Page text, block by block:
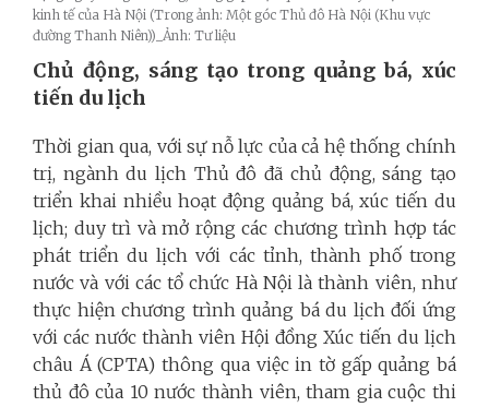
kinh tế của Hà Nội (Trong ảnh: Một góc Thủ đô Hà Nội (Khu vực
đường Thanh Niên))_Ảnh: Tư liệu
Chủ động, sáng tạo trong quảng bá, xúc
tiến du lịch
Thời gian qua, với sự nỗ lực của cả hệ thống chính
trị, ngành du lịch Thủ đô đã chủ động, sáng tạo
triển khai nhiều hoạt động quảng bá, xúc tiến du
lịch; duy trì và mở rộng các chương trình hợp tác
phát triển du lịch với các tỉnh, thành phố trong
nước và với các tổ chức Hà Nội là thành viên, như
thực hiện chương trình quảng bá du lịch đối ứng
với các nước thành viên Hội đồng Xúc tiến du lịch
châu Á (CPTA) thông qua việc in tờ gấp quảng bá
thủ đô của 10 nước thành viên, tham gia cuộc thi